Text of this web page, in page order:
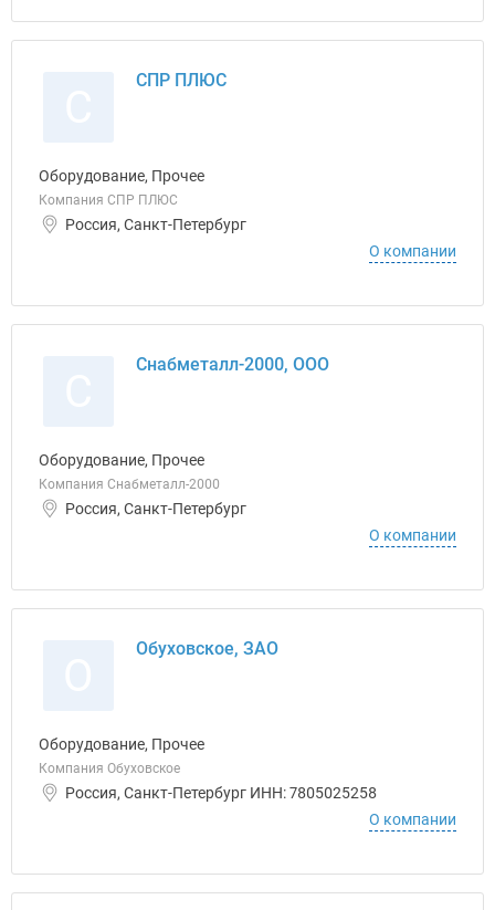
СПР ПЛЮС
Оборудование, Прочее
Компания СПР ПЛЮС
Россия, Санкт-Петербург
О компании
Снабметалл-2000, ООО
Оборудование, Прочее
Компания Снабметалл-2000
Россия, Санкт-Петербург
О компании
Обуховское, ЗАО
Оборудование, Прочее
Компания Обуховское
Россия, Санкт-Петербург ИНН: 7805025258
О компании